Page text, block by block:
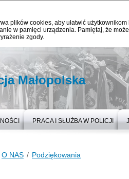
plików cookies, aby ułatwić
w pamięci urządzenia. Pamiętaj, że
zgody.
Małopolska
PRACA I SŁUŻBA W POLICJI
O NAS Podziękowania